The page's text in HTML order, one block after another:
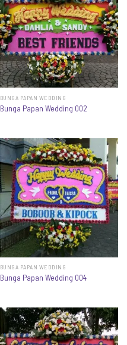
BUNGA PAPAN WEDDING
Bunga Papan Wedding 002
BUNGA PAPAN WEDDING
Bunga Papan Wedding 004